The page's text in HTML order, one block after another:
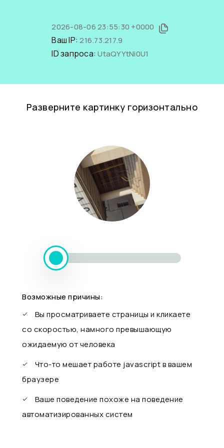
2026-08-06 23:55:30 +0000
Ваш IP:216.73.217.9
ID запроса:UtaQYYtNi0U1
Разверните картинку горизонтально
Возможные причины:
Вы просматриваете страницы и кликаете
со скоростью, намного превышающую
ожидаемую от человека
Что-то мешает работе javascript в вашем
браузере
Ваше поведение похоже на поведение
автоматизированных систем